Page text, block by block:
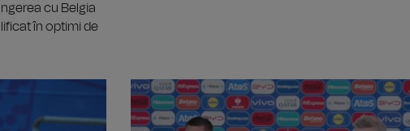
cu Belgia
în optimi de